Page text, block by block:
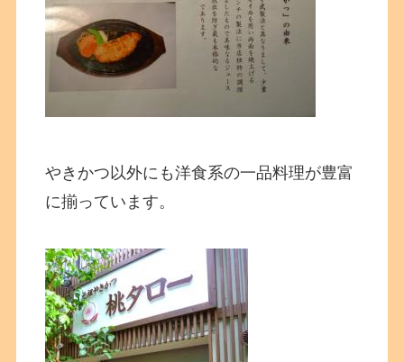
やきかつ以外にも洋食系の一品料理が豊富
に揃っています。